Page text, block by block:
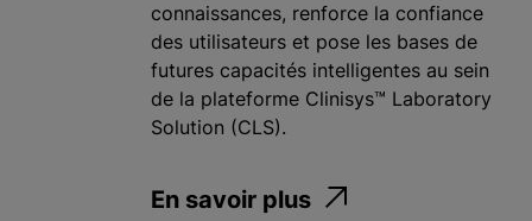
connaissances, renforce la confiance
des utilisateurs et pose les bases de
futures capacités intelligentes au sein
de la plateforme Clinisys™ Laboratory
Solution (CLS).
En savoir plus